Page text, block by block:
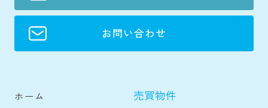
お問い合わせ
ホーム
売買物件